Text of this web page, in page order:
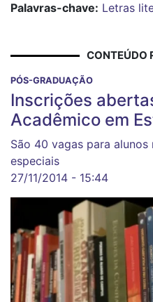
Palavras-chave: Letras
CONTEÚDO
PÓS-GRADUAÇÃO
Inscrições
Acadêmico em
São 40 vagas para
especiais
27/11/2014 - 15:44